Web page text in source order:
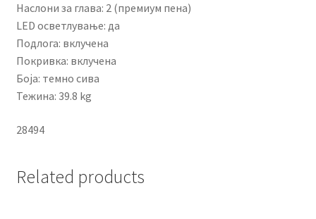
Наслони за глава: 2 (премиум пена)
LED осветлување: да
Подлога: вклучена
Покривка: вклучена
Боја: темно сива
Тежина: 39.8 kg
28494
Related products